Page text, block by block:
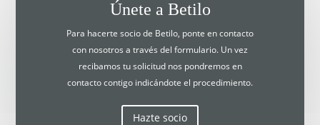
Únete a Betilo
Para hacerte socio de Betilo, ponte en contacto
con nosotros a través del formulario. Un vez
recibamos tu solicitud nos pondremos en
contacto contigo indicándote el procedimiento.
Hazte socio